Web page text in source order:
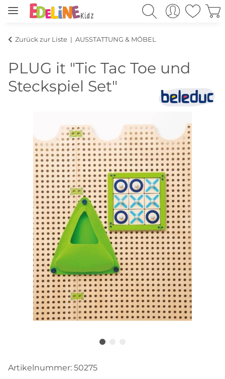
Zurück zur Liste AUSSTATTUNG & MÖBEL
PLUG it "Tic Tac Toe und
Steckspiel Set"
Artikelnummer: 50275